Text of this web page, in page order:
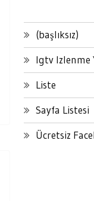
(başlıksız)
Igtv Izlenme
Liste
Sayfa Listesi
Ücretsiz